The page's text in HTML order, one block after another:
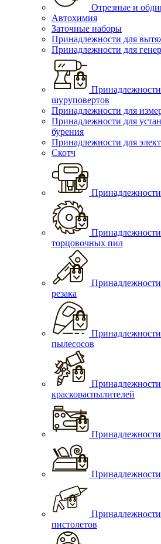
Отрезные и
Автохимия
Заточные наборы
Принадлежности для
Принадлежности для
шуруповертов
Принадлежности для
Принадлежности для
бурения
Принадлежности для
Скотч
Принадлежности
торцовочных пил
Принадлежности
резака
пылесосов
краскораспылителей
Принадлежности
Принадлежности
пистолетов